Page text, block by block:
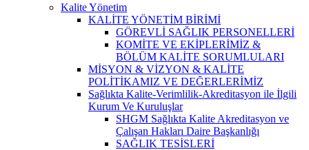
Kalite Yönetim
KALİTE YÖNETİM BİRİMİ
GÖREVLİ SAĞLIK PERSONELLERİ
KOMİTE VE EKİPLERİMİZ &
BÖLÜM KALİTE SORUMLULARI
MİSYON & VİZYON & KALİTE
POLİTİKAMIZ VE DEĞERLERİMİZ
Sağlıkta Kalite-Verimlilik-Akreditasyon ile İlgili
Kurum Ve Kuruluşlar
SHGM Sağlıkta Kalite Akreditasyon ve
Çalışan Hakları Daire Başkanlığı
SAĞLIK TESİSLERİ